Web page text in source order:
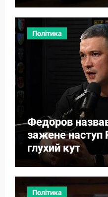
Політика
Федоров
зажене наступ
глухий кут
Політика